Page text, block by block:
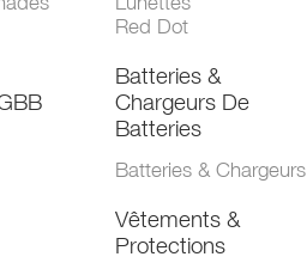
Red Dot
Batteries &
Chargeurs De
Batteries
Batteries & Chargeurs
Vêtements &
Protections